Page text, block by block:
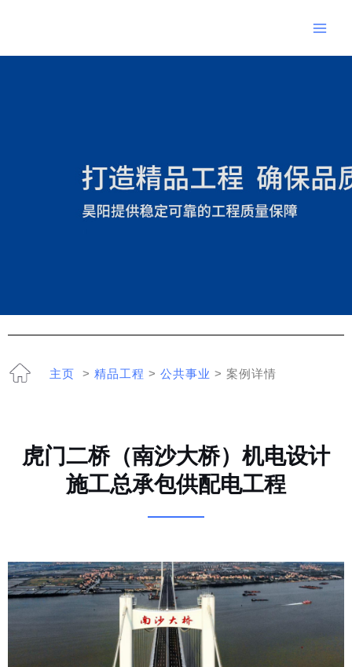
主页 > 精品工程 > 公共事业 > 案例详情
虎门二桥（南沙大桥）机电设计
施工总承包供配电工程